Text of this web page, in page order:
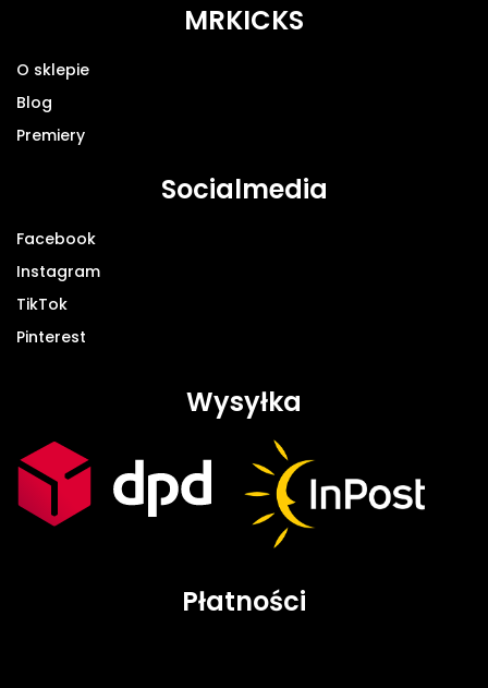
MRKICKS
O sklepie
Blog
Premiery
Socialmedia
Facebook
Instagram
TikTok
Pinterest
Wysyłka
Płatności